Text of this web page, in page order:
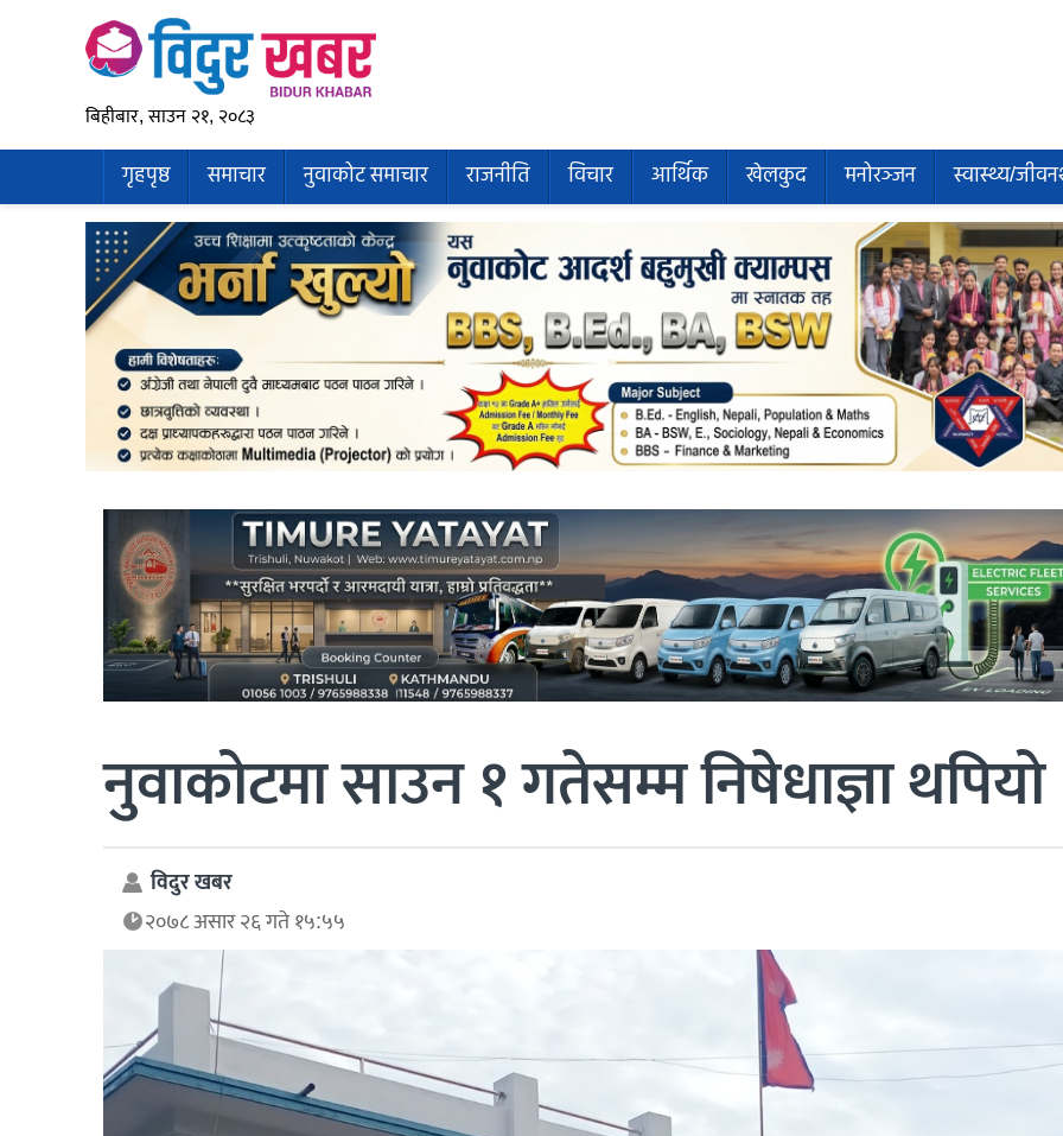
बिहीबार, साउन २१, २०८३
गृहपृष्ठ समाचार नुवाकोट समाचार राजनीति विचार आर्थिक खेलकुद मनोरञ्जन स्वास्थ्य/
नुवाकोटमा साउन १ गतेसम्म निषेधाज्ञा थपियो
विदुर खबर
२०७८ असार २६ गते १५:५५